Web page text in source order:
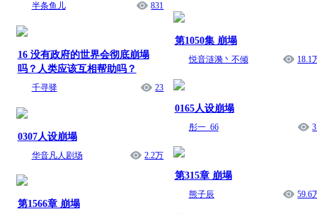
半条鱼儿 831
16 没有政府的世界会彻底崩塌
吗？人类应该互相帮助吗？
千寻驿 23
0307人设崩塌
华音凡人剧场 2.2万
第1566章 崩塌
第1050集 崩塌
悦音涟漪丶不倾 18.1
0165人设崩塌
彤一_66
第315章 崩塌
熊子辰 59.6